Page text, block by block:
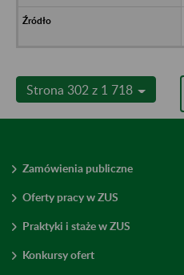
Strona 302 z 1 718
Zamówienia publiczne
Oferty pracy w ZUS
Praktyki i staże w ZUS
Konkursy ofert